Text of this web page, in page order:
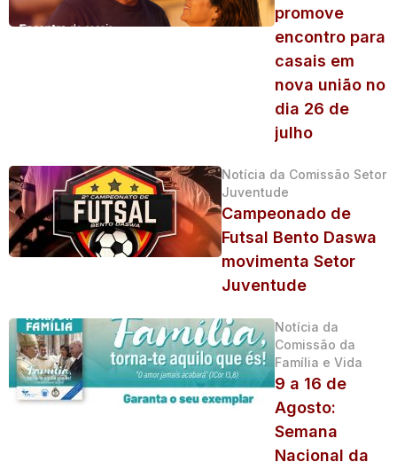
promove
encontro para
casais em
nova união no
dia 26 de
julho
Notícia da Comissão Setor
Juventude
Campeonado de
Futsal Bento Daswa
movimenta Setor
Juventude
Notícia da
Comissão da
Família e Vida
9 a 16 de
Agosto:
Semana
Nacional da